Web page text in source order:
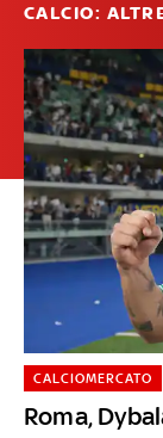
CALCIO:
Roma,
CALCIOMERCATO